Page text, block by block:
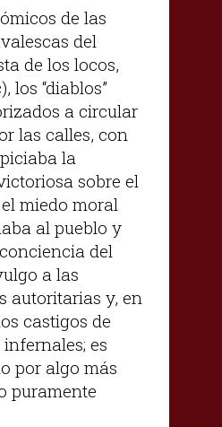
de las
del
de los locos,
los “diablos”
a circular
las calles, con
la
sobre el
miedo moral
al pueblo y
del
a las
autoritarias y, en
castigos de
es
por algo más
puramente